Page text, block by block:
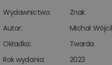
Wydawnictwo:
Znak
Autor:
Michał
Okładka:
Twarda
Rok wydania:
2023